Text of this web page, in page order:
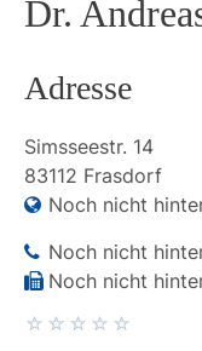
Dr.
Adresse
Simsseestr. 14
83112 Frasdorf
Noch nicht
Noch nicht
Noch nicht